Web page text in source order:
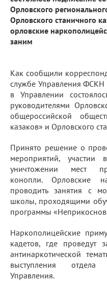
Орловского
Орловского станичного
орловские
заним
Как сообщили
службе Управления ФСКН
в Управлении
руководителями
общероссийской
казаков» и Орловского
Принято решение о
мероприятий, участии
уничтожении мест
конопли. Орловские
проводить занятия с
школы, проходящими
программы
Наркополицейские
кадетов, где проведут
антинаркотической
выступления отдела
Управления.